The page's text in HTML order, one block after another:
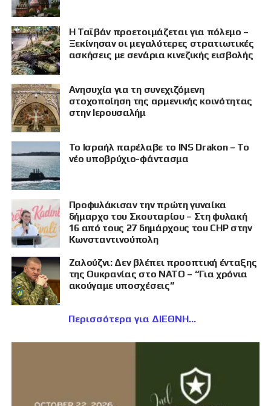
Η Ταϊβάν προετοιμάζεται για πόλεμο –
Ξεκίνησαν οι μεγαλύτερες στρατιωτικές
ασκήσεις με σενάρια κινεζικής εισβολής
Ανησυχία για τη συνεχιζόμενη
στοχοποίηση της αρμενικής κοινότητας
στην Ιερουσαλήμ
Το Ισραήλ παρέλαβε το INS Drakon – Το
νέο υποβρύχιο-φάντασμα
Προφυλάκισαν την πρώτη γυναίκα
δήμαρχο του Σκουταρίου – Στη φυλακή
16 από τους 27 δημάρχους του CHP στην
Κωνσταντινούπολη
Ζαλούζνι: Δεν βλέπει προοπτική ένταξης
της Ουκρανίας στο ΝΑΤΟ – “Για χρόνια
ακούγαμε υποσχέσεις”
Περισσότερα για ΔΙΕΘΝΗ